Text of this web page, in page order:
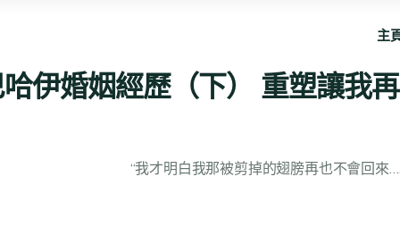
主
伊婚姻經歷（下） 重塑讓我
“我才明白我那被剪掉的翅膀再也不會回來